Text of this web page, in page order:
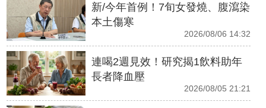
新/今年首例！7旬女發燒、腹瀉染
本土傷寒
2026/08/06 14:32
連喝2週見效！研究揭1飲料助年
長者降血壓
2026/08/05 21:21